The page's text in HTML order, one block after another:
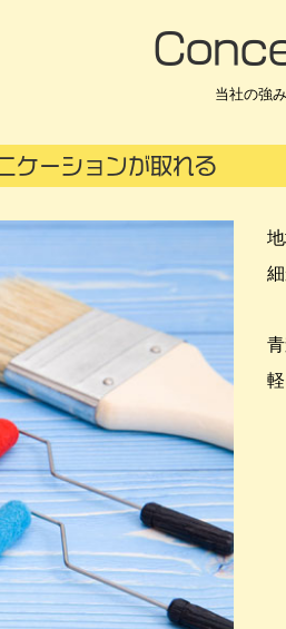
当社の強み
ケーションが取れる